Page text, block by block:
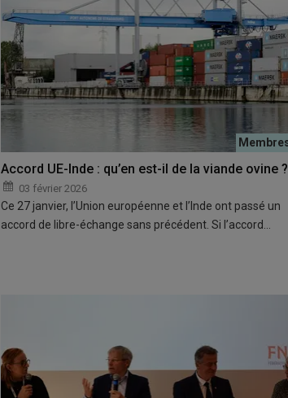
Accord UE-Inde : qu’en est-il de la viande ovine ?
03 février 2026
Ce 27 janvier, l’Union européenne et l’Inde ont passé un
accord de libre-échange sans précédent. Si l’accord…